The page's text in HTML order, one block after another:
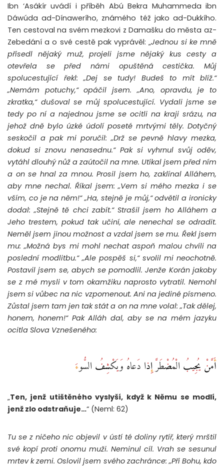
Ibn ‘Asákír uvádí i příběh Abú Bekra Muhammeda ibn
Dáwúda ad-Dínawerího, známého též jako ad-Dukkího.
Ten cestoval na svém mezkovi z Damašku do města az-
Zebedání a o své cestě pak vyprávěl: „Jednou si ke mně
přisedl nějaký muž, projeli jsme nějaký kus cesty a
otevřela se před námi opuštěná cestička. Můj
spolucestující řekl: „Dej se tudy! Budeš to mít blíž.“
„Nemám potuchy,“ opáčil jsem. „Ano, opravdu, je to
zkratka,“ dušoval se můj spolucestující. Vydali jsme se
tedy po ní a najednou jsme se ocitli na kraji srázu, na
jehož dně bylo úzké údolí poseté mrtvými těly. Dotyčný
seskočil a pak mi poručil: „Drž se pevně hlavy mezka,
dokud si znovu nenasednu.“ Pak si vyhrnul svůj oděv,
vytáhl dlouhý nůž a zaútočil na mne. Utíkal jsem před ním
a on se hnal za mnou. Prosil jsem ho, zaklínal Alláhem,
aby mne nechal. Říkal jsem: „Vem si mého mezka i se
vším, co je na něm!“ „Ha, stejně je můj,“ odvětil a ironicky
dodal: „Stejně tě chci zabít.“ Strašil jsem ho Alláhem a
Jeho trestem, pokud tak učiní, ale nenechal se odradit.
Neměl jsem jinou možnost a vzdal jsem se mu. Řekl jsem
mu: „Možná bys mi mohl nechat aspoň malou chvíli na
poslední modlitbu.“ „Ale pospěš si,“ svolil mi neochotně.
Postavil jsem se, abych se pomodlil. Jenže Korán jakoby
se z mé mysli v tom okamžiku naprosto vytratil. Nemohl
jsem si vůbec na nic vzpomenout. Ani na jediné písmeno.
Zůstal jsem tam jen tak stát a on na mne volal: „Tak dělej,
honem, honem!“ Pak Alláh dal, aby se na mém jazyku
ocitla Slova Vznešeného:
أَمَّنْ يُجِيبُ الْمُضْطَرَّ إِذا دَعاهُ وَيَكْشِفُ السُّوءَ
„Ten, jenž utištěného vyslyší, když k Němu se modlí,
jenž zlo odstraňuje…“ (Neml: 62)
Tu se z ničeho nic objevil v ústí té doliny rytíř, který mrštil
své kopí proti onomu muži. Neminul cíl. Vrah se sesunul
mrtev k zemi. Oslovil jsem svého zachránce: „Při Bohu, kdo